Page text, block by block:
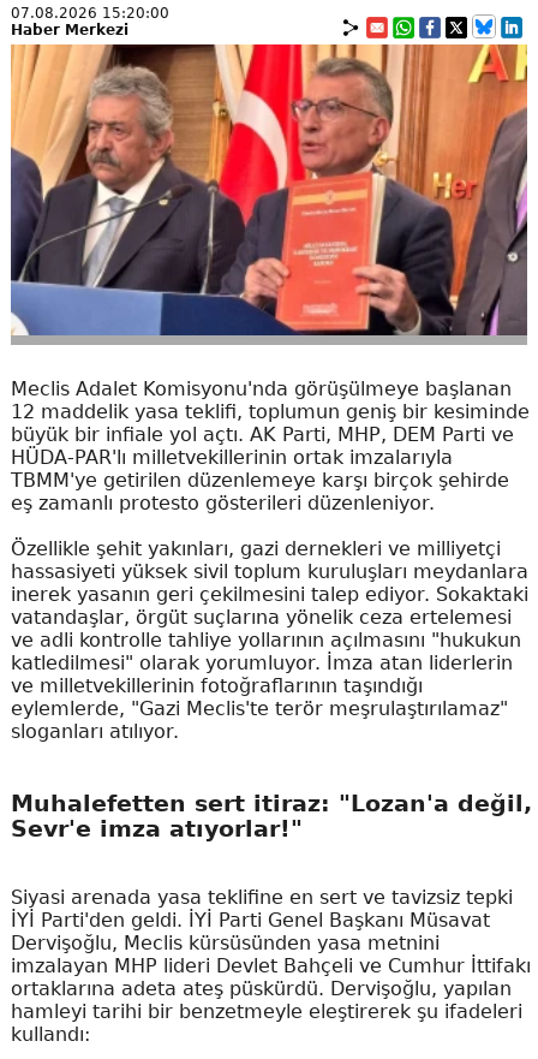
07.08.2026 15:20:00
Haber Merkezi
Meclis Adalet Komisyonu'nda görüşülmeye başlanan
12 maddelik yasa teklifi, toplumun geniş bir kesiminde
büyük bir infiale yol açtı. AK Parti, MHP, DEM Parti ve
HÜDA-PAR'lı milletvekillerinin ortak imzalarıyla
TBMM'ye getirilen düzenlemeye karşı birçok şehirde
eş zamanlı protesto gösterileri düzenleniyor.
Özellikle şehit yakınları, gazi dernekleri ve milliyetçi
hassasiyeti yüksek sivil toplum kuruluşları meydanlara
inerek yasanın geri çekilmesini talep ediyor. Sokaktaki
vatandaşlar, örgüt suçlarına yönelik ceza ertelemesi
ve adli kontrolle tahliye yollarının açılmasını "hukukun
katledilmesi" olarak yorumluyor. İmza atan liderlerin
ve milletvekillerinin fotoğraflarının taşındığı
eylemlerde, "Gazi Meclis'te terör meşrulaştırılamaz"
sloganları atılıyor.
Muhalefetten sert itiraz: "Lozan'a değil,
Sevr'e imza atıyorlar!"
Siyasi arenada yasa teklifine en sert ve tavizsiz tepki
İYİ Parti'den geldi. İYİ Parti Genel Başkanı Müsavat
Dervişoğlu, Meclis kürsüsünden yasa metnini
imzalayan MHP lideri Devlet Bahçeli ve Cumhur İttifakı
ortaklarına adeta ateş püskürdü. Dervişoğlu, yapılan
hamleyi tarihi bir benzetmeyle eleştirerek şu ifadeleri
kullandı: